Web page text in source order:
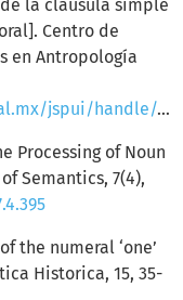
de la cláusula simple
Centro de
en Antropología
handle/1015/919
Processing of Noun
Semantics, 7(4),
the numeral ‘one’
Historica, 15, 35-